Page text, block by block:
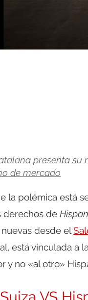
presenta su
de mercado
la polémica está
derechos de
desde el
está vinculada a
y no «al otro»